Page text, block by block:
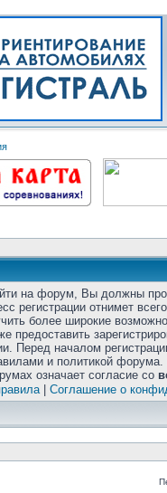
на форум, Вы должны
регистрации отнимет
более широкие
предоставить
Перед началом
и политикой
означает согласие со
| Соглашение о